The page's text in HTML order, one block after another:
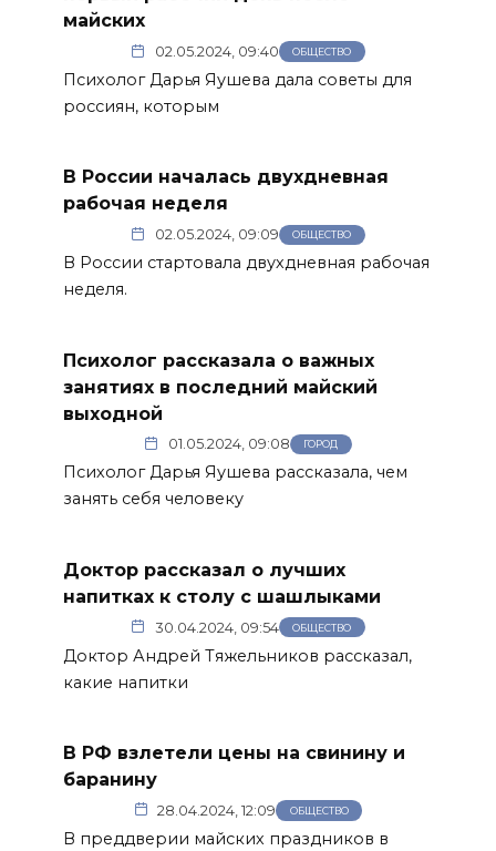
майских
02.05.2024, 09:40 ОБЩЕСТВО
Психолог Дарья Яушева дала советы для
россиян, которым
В России началась двухдневная
рабочая неделя
02.05.2024, 09:09 ОБЩЕСТВО
В России стартовала двухдневная рабочая
неделя.
Психолог рассказала о важных
занятиях в последний майский
выходной
01.05.2024, 09:08 ГОРОД
Психолог Дарья Яушева рассказала, чем
занять себя человеку
Доктор рассказал о лучших
напитках к столу с шашлыками
30.04.2024, 09:54 ОБЩЕСТВО
Доктор Андрей Тяжельников рассказал,
какие напитки
В РФ взлетели цены на свинину и
баранину
28.04.2024, 12:09 ОБЩЕСТВО
В преддверии майских праздников в